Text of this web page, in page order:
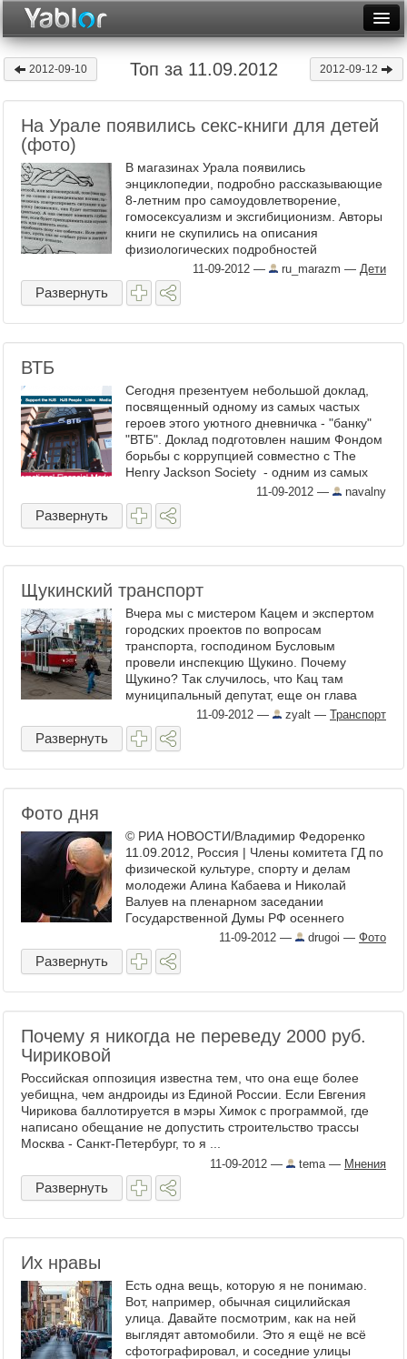
Месяц
Рейтинги
Архив
Фототоп
Видеотоп
2012-09-10 Топ за 11.09.2012 2012-09-12
На Урале появились секс-книги для детей
(фото)
В магазинах Урала появились
энциклопедии, подробно рассказывающие
8-летним про самоудовлетворение,
гомосексуализм и эксгибиционизм. Авторы
книги не скупились на описания
физиологических подробностей
Родительский комитет ...
11-09-2012 — ru_marazm — Дети
Развернуть
ВТБ
Сегодня презентуем небольшой доклад,
посвященный одному из самых частых
героев этого уютного дневничка - "банку"
"ВТБ". Доклад подготовлен нашим Фондом
борьбы с коррупцией совместно с The
Henry Jackson Society - одним из самых
уважаемых think tank (не знаю ...
11-09-2012 — navalny
Развернуть
Щукинский транспорт
Вчера мы с мистером Кацем и экспертом
городских проектов по вопросам
транспорта, господином Бусловым
провели инспекцию Щукино. Почему
Щукино? Так случилось, что Кац там
муниципальный депутат, еще он глава
комиссии по благоустройству и есть ...
11-09-2012 — zyalt — Транспорт
Развернуть
Фото дня
© РИА НОВОСТИ/Владимир Федоренко
11.09.2012, Россия | Члены комитета ГД по
физической культуре, спорту и делам
молодежи Алина Кабаева и Николай
Валуев на пленарном заседании
Государственной Думы РФ осеннего
11-09-2012 — drugoi — Фото
Развернуть
Почему я никогда не переведу 2000 руб.
Чириковой
Российская оппозиция известна тем, что она еще более
уебищна, чем андроиды из Единой России. Если Евгения
Чирикова баллотируется в мэры Химок с программой, где
написано обещание не допустить строительство трассы
Москва - Санкт-Петербург, то я ...
11-09-2012 — tema— Мнения
Развернуть
Их нравы
Есть одна вещь, которую я не понимаю.
Вот, например, обычная сицилийская
улица. Давайте посмотрим, как на ней
выглядят автомобили. Это я ещё не всё
сфотографировал, и соседние улицы